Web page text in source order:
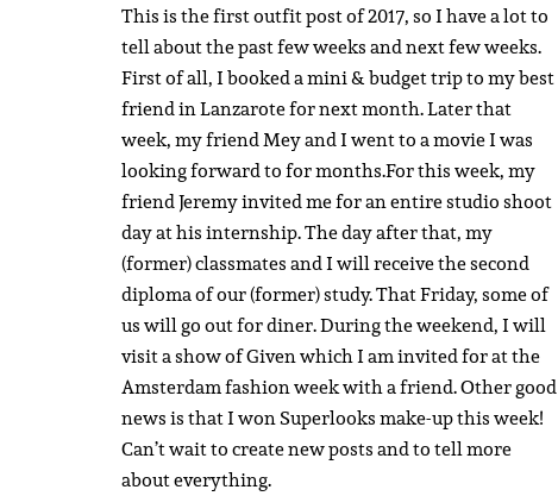
This is the first outfit post of 2017, so I have a lot to
tell about the past few weeks and next few weeks.
First of all, I booked a mini & budget trip to my best
friend in Lanzarote for next month. Later that
week, my friend Mey and I went to a movie I was
looking forward to for months.For this week, my
friend Jeremy invited me for an entire studio shoot
day at his internship. The day after that, my
(former) classmates and I will receive the second
diploma of our (former) study. That Friday, some of
us will go out for diner. During the weekend, I will
visit a show of Given which I am invited for at the
Amsterdam fashion week with a friend. Other good
news is that I won Superlooks make-up this week!
Can’t wait to create new posts and to tell more
about everything.